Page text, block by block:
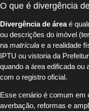
O que é divergência
Divergência de áreaé
ou descrições do imóvel
na matrícula e a realidade
IPTU ou vistoria da
quando a área edificada ou
com o registro oficial.
Esse cenário é comum em
averbação, reformas e